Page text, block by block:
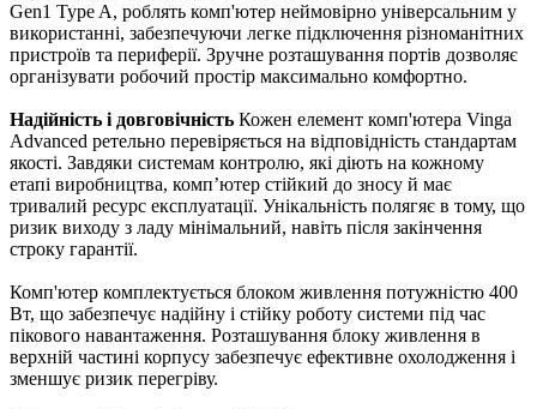
Gen1 Type A, роблять комп'ютер неймовірно універсальним у
використанні, забезпечуючи легке підключення різноманітних
пристроїв та периферії. Зручне розташування портів дозволяє
організувати робочий простір максимально комфортно.
Надійність і довговічність Кожен елемент комп'ютера Vinga
Advanced ретельно перевіряється на відповідність стандартам
якості. Завдяки системам контролю, які діють на кожному
етапі виробництва, комп’ютер стійкий до зносу й має
тривалий ресурс експлуатації. Унікальність полягяє в тому, що
ризик виходу з ладу мінімальний, навіть після закінчення
строку гарантії.
Комп'ютер комплектується блоком живлення потужністю 400
Вт, що забезпечує надійну і стійку роботу системи під час
пікового навантаження. Розташування блоку живлення в
верхній частині корпусу забезпечує ефективне охолодження і
зменшує ризик перегріву.